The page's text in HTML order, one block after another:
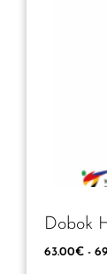
Dobok
63.00€ -